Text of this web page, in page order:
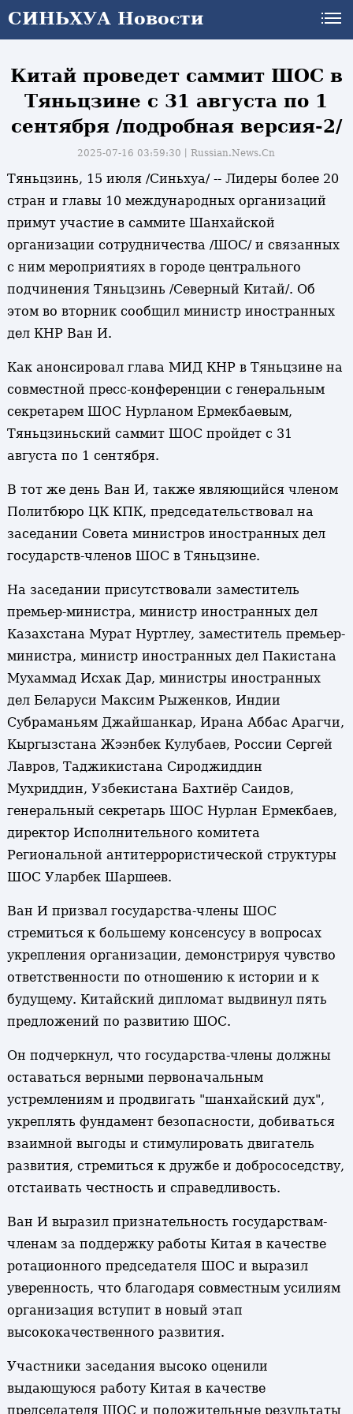
СИНЬХУА Новости
СИНЬХУА Новости
Китай проведет саммит ШОС в
Тяньцзине с 31 августа по 1
сентября /подробная версия-2/
2025-07-16 03:59:30丨Russian.News.Cn
Тяньцзинь, 15 июля /Синьхуа/ -- Лидеры более 20
стран и главы 10 международных организаций
примут участие в саммите Шанхайской
организации сотрудничества /ШОС/ и связанных
с ним мероприятиях в городе центрального
подчинения Тяньцзинь /Северный Китай/. Об
этом во вторник сообщил министр иностранных
дел КНР Ван И.
Как анонсировал глава МИД КНР в Тяньцзине на
совместной пресс-конференции с генеральным
секретарем ШОС Нурланом Ермекбаевым,
Тяньцзиньский саммит ШОС пройдет с 31
августа по 1 сентября.
В тот же день Ван И, также являющийся членом
Политбюро ЦК КПК, председательствовал на
заседании Совета министров иностранных дел
государств-членов ШОС в Тяньцзине.
На заседании присутствовали заместитель
премьер-министра, министр иностранных дел
Казахстана Мурат Нуртлеу, заместитель премьер-
министра, министр иностранных дел Пакистана
Мухаммад Исхак Дар, министры иностранных
дел Беларуси Максим Рыженков, Индии
Субраманьям Джайшанкар, Ирана Аббас Арагчи,
Кыргызстана Жээнбек Кулубаев, России Сергей
Лавров, Таджикистана Сироджиддин
Мухриддин, Узбекистана Бахтиёр Саидов,
генеральный секретарь ШОС Нурлан Ермекбаев,
директор Исполнительного комитета
Региональной антитеррористической структуры
ШОС Уларбек Шаршеев.
Ван И призвал государства-члены ШОС
стремиться к большему консенсусу в вопросах
укрепления организации, демонстрируя чувство
ответственности по отношению к истории и к
будущему. Китайский дипломат выдвинул пять
предложений по развитию ШОС.
Он подчеркнул, что государства-члены должны
оставаться верными первоначальным
устремлениям и продвигать "шанхайский дух",
укреплять фундамент безопасности, добиваться
взаимной выгоды и стимулировать двигатель
развития, стремиться к дружбе и добрососедству,
отстаивать честность и справедливость.
Ван И выразил признательность государствам-
членам за поддержку работы Китая в качестве
ротационного председателя ШОС и выразил
уверенность, что благодаря совместным усилиям
организация вступит в новый этап
высококачественного развития.
Участники заседания высоко оценили
выдающуюся работу Китая в качестве
председателя ШОС и положительные результаты